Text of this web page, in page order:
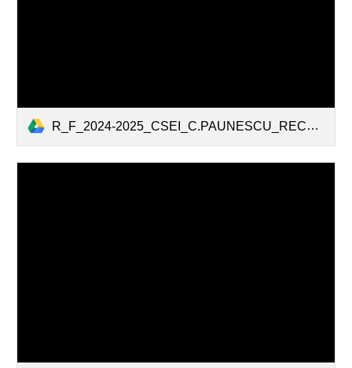
R_F_2024-2025_CSEI_C.PAUNESCU_RECAS.pdf